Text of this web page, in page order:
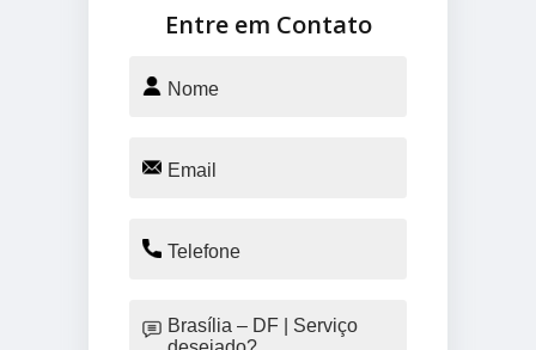
Entre em Contato